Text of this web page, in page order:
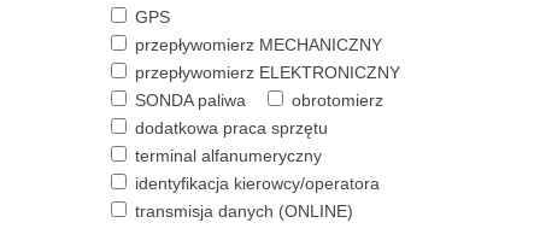
GPS
przepływomierz MECHANICZNY
przepływomierz ELEKTRONICZNY
SONDA paliwa
obrotomierz
dodatkowa praca sprzętu
terminal alfanumeryczny
identyfikacja kierowcy/operatora
transmisja danych (ONLINE)